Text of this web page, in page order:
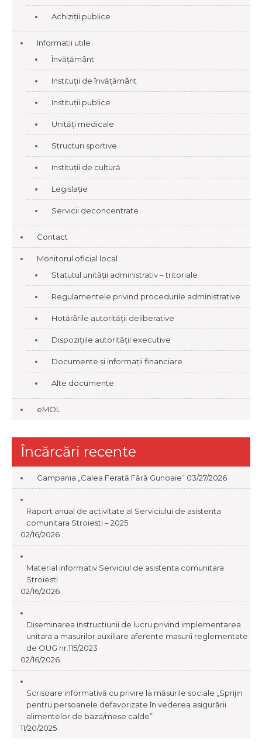
Achiziții publice
Informatii utile
Învățământ
Instituții de învățământ
Instituții publice
Unități medicale
Structuri sportive
Instituții de cultură
Legislație
Servicii deconcentrate
Contact
Monitorul oficial local
Statutul unității administrativ – tritoriale
Regulamentele privind procedurile administrative
Hotărârile autorității deliberative
Dispozițiile autorității executive
Documente și informații financiare
Alte documente
eMOL
Încărcări recente
Campania „Calea Ferată Fără Gunoaie” 03/27/2026
Raport anual de activitate al Serviciului de asistenta
comunitara Stroiesti – 2025
02/16/2026
Material informativ Serviciul de asistenta comunitara
Stroiesti
02/16/2026
Diseminarea instructiunii de lucru privind implementarea
unitara a masurilor auxiliare aferente masurii reglementate
de OUG nr.115/2023
02/16/2026
Scrisoare informativă cu privire la măsurile sociale „Sprijin
pentru persoanele defavorizate în vederea asigurării
alimentelor de baza/mese calde”
11/20/2025